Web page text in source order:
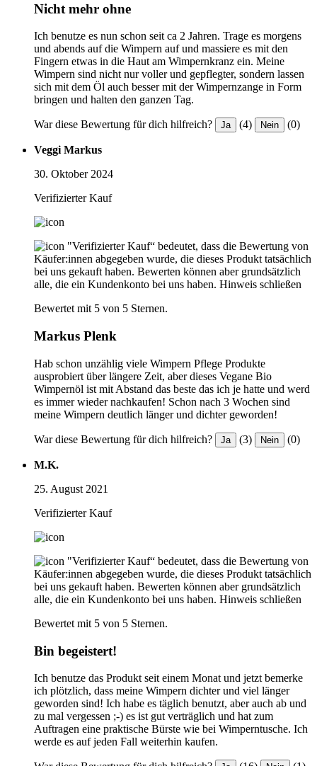
Nicht mehr ohne
Ich benutze es nun schon seit ca 2 Jahren. Trage es morgens
und abends auf die Wimpern auf und massiere es mit den
Fingern etwas in die Haut am Wimpernkranz ein. Meine
Wimpern sind nicht nur voller und gepflegter, sondern lassen
sich mit dem Öl auch besser mit der Wimpernzange in Form
bringen und halten den ganzen Tag.
War diese Bewertung für dich hilfreich? Ja (4) Nein (0)
Veggi Markus
30. Oktober 2024
Verifizierter Kauf
"Verifizierter Kauf“ bedeutet, dass die Bewertung von
Käufer:innen abgegeben wurde, die dieses Produkt tatsächlich
bei uns gekauft haben. Bewerten können aber grundsätzlich
alle, die ein Kundenkonto bei uns haben. Hinweis schließen
Bewertet mit 5 von 5 Sternen.
Markus Plenk
Hab schon unzählig viele Wimpern Pflege Produkte
ausprobiert über längere Zeit, aber dieses Vegane Bio
Wimpernöl ist mit Abstand das beste das ich je hatte und werd
es immer wieder nachkaufen! Schon nach 3 Wochen sind
meine Wimpern deutlich länger und dichter geworden!
War diese Bewertung für dich hilfreich? Ja (3) Nein (0)
M.K.
25. August 2021
Verifizierter Kauf
"Verifizierter Kauf“ bedeutet, dass die Bewertung von
Käufer:innen abgegeben wurde, die dieses Produkt tatsächlich
bei uns gekauft haben. Bewerten können aber grundsätzlich
alle, die ein Kundenkonto bei uns haben. Hinweis schließen
Bewertet mit 5 von 5 Sternen.
Bin begeistert!
Ich benutze das Produkt seit einem Monat und jetzt bemerke
ich plötzlich, dass meine Wimpern dichter und viel länger
geworden sind! Ich habe es täglich benutzt, aber auch ab und
zu mal vergessen ;-) es ist gut verträglich und hat zum
Auftragen eine praktische Bürste wie bei Wimperntusche. Ich
werde es auf jeden Fall weiterhin kaufen.